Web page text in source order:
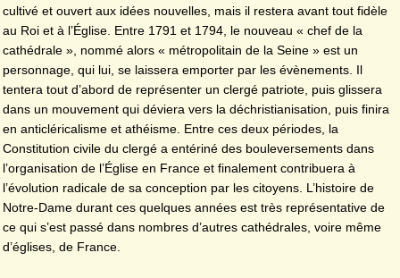
cultivé et ouvert aux idées nouvelles, mais il restera avant tout fidèle
au Roi et à l’Église. Entre 1791 et 1794, le nouveau « chef de la
cathédrale », nommé alors « métropolitain de la Seine » est un
personnage, qui lui, se laissera emporter par les évènements. Il
tentera tout d’abord de représenter un clergé patriote, puis glissera
dans un mouvement qui déviera vers la déchristianisation, puis finira
en anticléricalisme et athéisme. Entre ces deux périodes, la
Constitution civile du clergé a entériné des bouleversements dans
l’organisation de l’Église en France et finalement contribuera à
l’évolution radicale de sa conception par les citoyens. L’histoire de
Notre-Dame durant ces quelques années est très représentative de
ce qui s’est passé dans nombres d’autres cathédrales, voire même
d’églises, de France.